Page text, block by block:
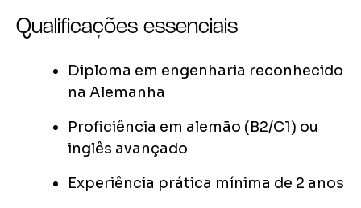
Qualificações essenciais
Diploma em engenharia reconhecido
na Alemanha
Proficiência em alemão (B2/C1) ou
inglês avançado
Experiência prática mínima de 2 anos